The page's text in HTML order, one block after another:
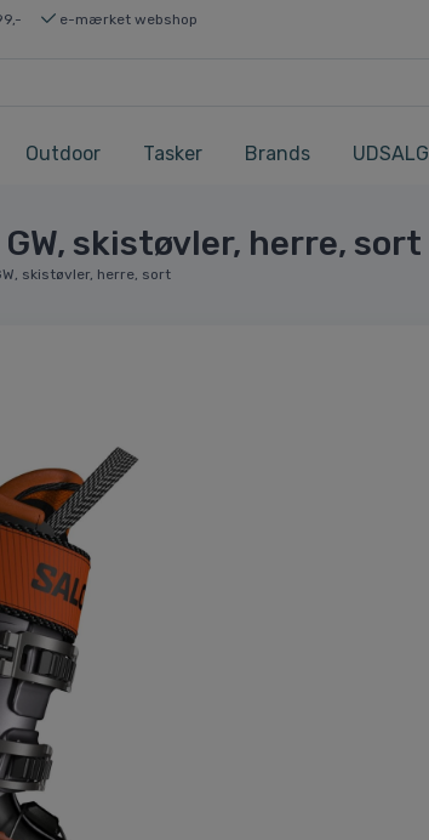
e-mærket webshop
Outdoor Tasker Brands UDSALG
skistøvler, herre, sort
skistøvler, herre, sort